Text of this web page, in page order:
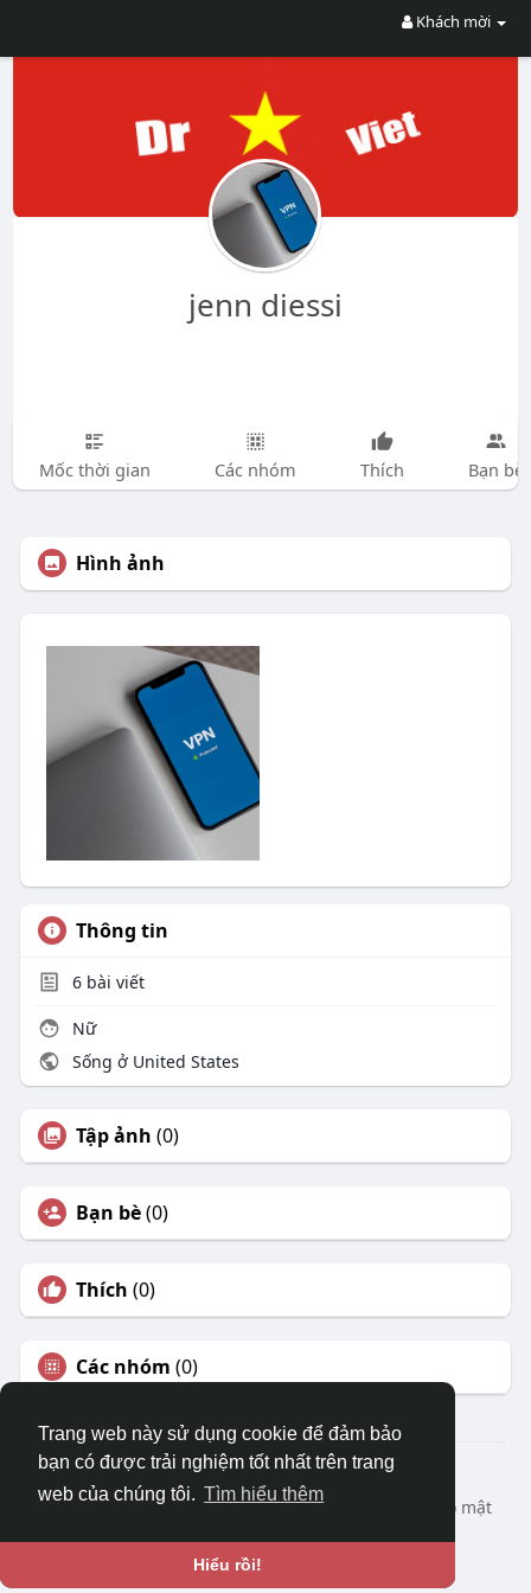
Trang web này sử dụng cookie để đảm bảo
bạn có được trải nghiệm tốt nhất trên trang
web của chúng tôi. Tìm hiểu thêm
Hiểu rồi!
Khách mời
jenn diessi
Mốc thời gian Các nhóm Thích Bạn bè
Hình ảnh
Thông tin
6bài viết
Nữ
Sống ở United States
Tập ảnh (0)
Bạn bè(0)
Thích (0)
Các nhóm (0)
© 2026 DRVIET.COM
Nhà
Bao Quát Liên hệ chúng tôi
Chính sách bảo mật
Ngôn ngữ